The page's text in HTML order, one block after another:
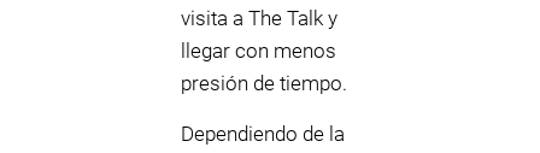
visita a The Talk y
llegar con menos
presión de tiempo.
Dependiendo de la